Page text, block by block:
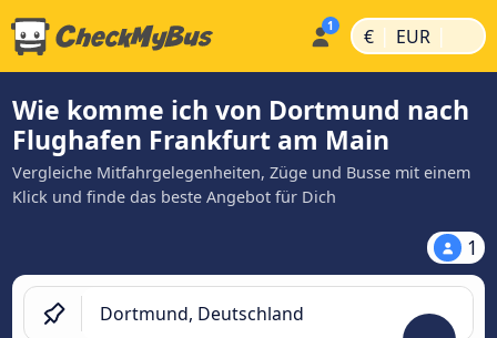
€ | EUR |
Wie komme ich von Dortmund nach
Flughafen Frankfurt am Main
Vergleiche Mitfahrgelegenheiten, Züge und Busse mit einem
Klick und finde das beste Angebot für Dich
1